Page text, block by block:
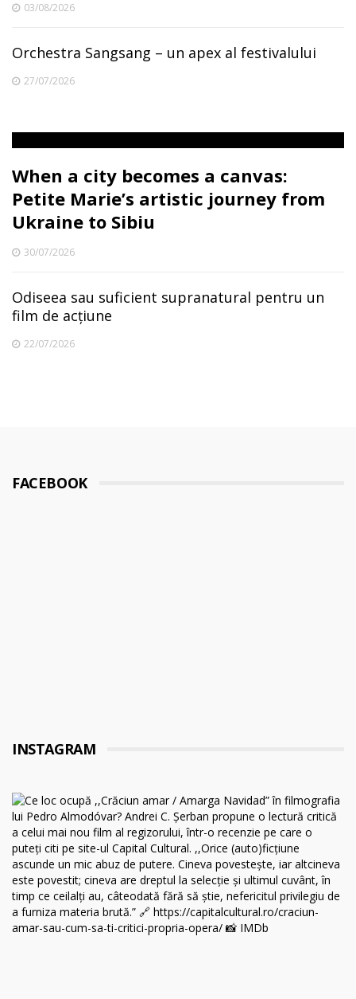
03/08/2026
Orchestra Sangsang – un apex al festivalului
27/07/2026
When a city becomes a canvas:
Petite Marie’s artistic journey from
Ukraine to Sibiu
30/07/2026
Odiseea sau suficient supranatural pentru un
film de acțiune
22/07/2026
FACEBOOK
INSTAGRAM